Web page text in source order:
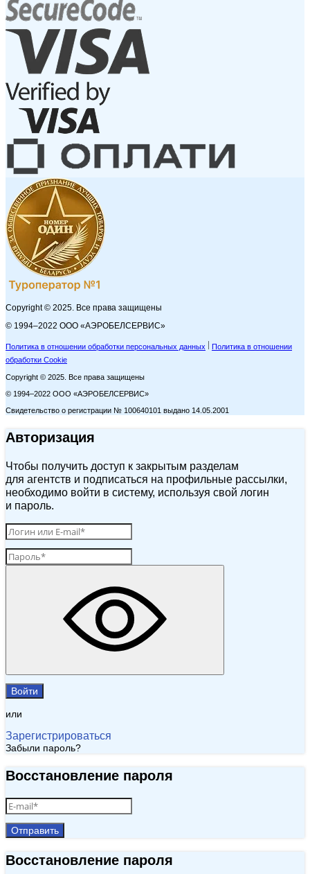
Copyright © 2025. Все права защищены
© 1994–2022 ООО «АЭРОБЕЛСЕРВИС»
Политика в отношении обработки персональных данных
Политика в отношении
обработки Cookie
Copyright © 2025. Все права защищены
© 1994–2022 ООО «АЭРОБЕЛСЕРВИС»
Свидетельство о регистрации № 100640101 выдано 14.05.2001
Авторизация
Чтобы получить доступ к закрытым разделам
для агентств и подписаться на профильные рассылки,
необходимо войти в систему, используя свой логин
и пароль.
Войти
или
Зарегистрироваться
Забыли пароль?
Восстановление пароля
Отправить
Восстановление пароля